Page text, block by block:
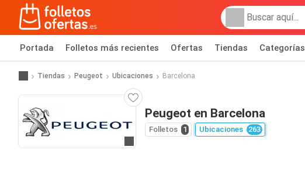
Portada Folletos más recientes Ofertas Tiendas Categorías
Tiendas Peugeot Ubicaciones Barcelona
Peugeot en Barcelona
Folletos 1 Ubicaciones 263